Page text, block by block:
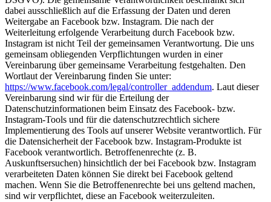
dabei ausschließlich auf die Erfassung der Daten und deren
Weitergabe an Facebook bzw. Instagram. Die nach der
Weiterleitung erfolgende Verarbeitung durch Facebook bzw.
Instagram ist nicht Teil der gemeinsamen Verantwortung. Die uns
gemeinsam obliegenden Verpflichtungen wurden in einer
Vereinbarung über gemeinsame Verarbeitung festgehalten. Den
Wortlaut der Vereinbarung finden Sie unter:
https://www.facebook.com/legal/controller_addendum. Laut dieser
Vereinbarung sind wir für die Erteilung der
Datenschutzinformationen beim Einsatz des Facebook- bzw.
Instagram-Tools und für die datenschutzrechtlich sichere
Implementierung des Tools auf unserer Website verantwortlich. Für
die Datensicherheit der Facebook bzw. Instagram-Produkte ist
Facebook verantwortlich. Betroffenenrechte (z. B.
Auskunftsersuchen) hinsichtlich der bei Facebook bzw. Instagram
verarbeiteten Daten können Sie direkt bei Facebook geltend
machen. Wenn Sie die Betroffenenrechte bei uns geltend machen,
sind wir verpflichtet, diese an Facebook weiterzuleiten.